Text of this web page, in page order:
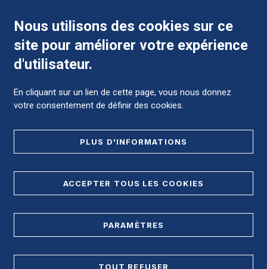
Comment préparer mon hospitalisation ?
PLAN DE SITE
Nous utilisons des cookies sur ce
site pour améliorer votre expérience
d'utilisateur.
En cliquant sur un lien de cette page, vous nous donnez
votre consentement de définir des cookies.
PLUS D'INFORMATIONS
ACCEPTER TOUS LES COOKIES
PARAMÈTRES
TOUT REFUSER